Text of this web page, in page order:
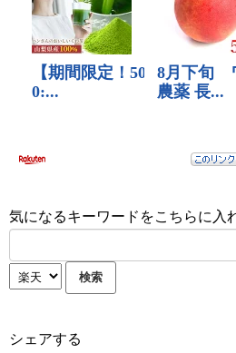
気になるキーワードをこちらに入
シェアする